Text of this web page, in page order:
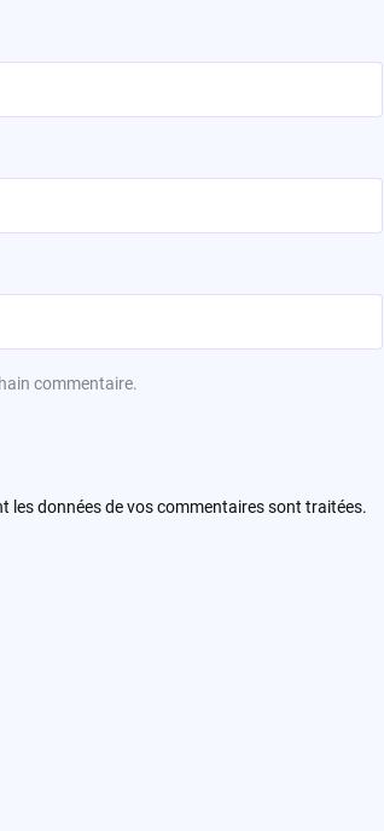
commentaire.
les données de vos commentaires sont traitées.